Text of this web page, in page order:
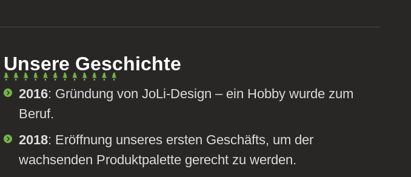
Unsere Geschichte
2016: Gründung von JoLi-Design – ein Hobby wurde zum
Beruf.
2018: Eröffnung unseres ersten Geschäfts, um der
wachsenden Produktpalette gerecht zu werden.